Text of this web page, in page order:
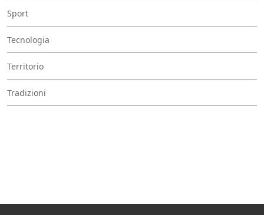
Sport
Tecnologia
Territorio
Tradizioni